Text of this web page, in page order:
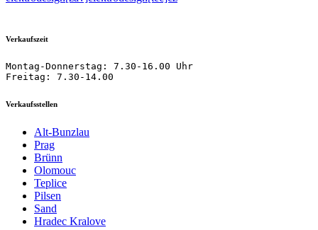
Verkaufszeit
Montag-Donnerstag: 7.30-16.00 Uhr
Freitag: 7.30-14.00
Verkaufsstellen
Alt-Bunzlau
Prag
Brünn
Olomouc
Teplice
Pilsen
Sand
Hradec Kralove